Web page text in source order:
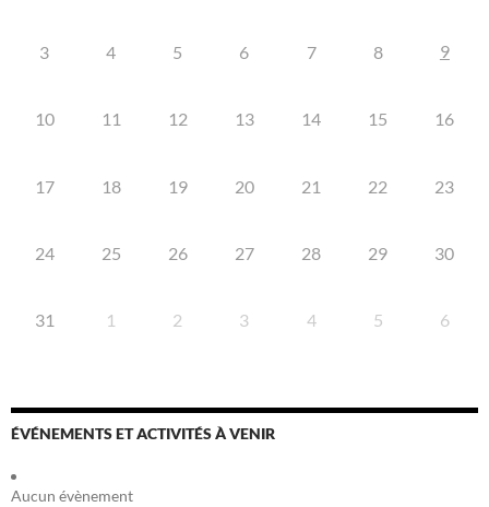
3 4 5 6 7 8 9
10 11 12 13 14 15 16
17 18 19 20 21 22 23
24 25 26 27 28 29 30
31 1 2 3 4 5 6
ÉVÉNEMENTS ET ACTIVITÉS À VENIR
Aucun évènement